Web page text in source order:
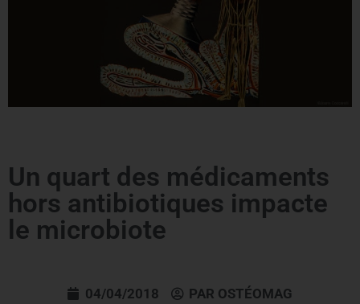
Un quart des médicaments
hors antibiotiques impacte
le microbiote
04/04/2018 PAR OSTÉOMAG